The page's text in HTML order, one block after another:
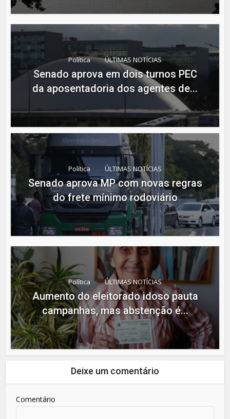
Política ÚLTIMAS NOTÍCIAS
Senado aprova em dois turnos PEC
da aposentadoria dos agentes de...
Política ÚLTIMAS NOTÍCIAS
Senado aprova MP com novas regras
do frete mínimo rodoviário
Política ÚLTIMAS NOTÍCIAS
Aumento do eleitorado idoso pauta
campanhas, mas abstenção é...
Deixe um comentário
Comentário